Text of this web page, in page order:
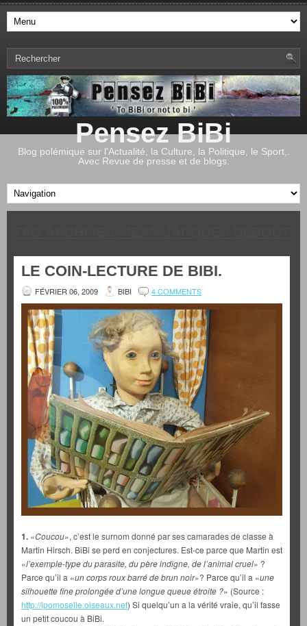
Pensez BiBi
Blog polémique sur l'Actualité, la Culture, la Politique, le Sport,.
Avec Revue de presse et de blogs.
LE COIN-LECTURE DE BIBI.
FÉVRIER 06, 2009 BIBI 4 COMMENTS
1. «Coucou», c’est le surnom donné par ses camarades de classe à
Martin Hirsch. BiBi se perd en conjectures. Est-ce parce que Martin est
«l’exemple-type du parasite, du père indigne, de l’animal cruel» ?
Parce qu’il a «un corps roux barré de brun noir»? Parce qu’il a «une
silhouette fine prolongée d’une longue queue étroite ?» (Source :
http://lpomoselle.oiseaux.net) Si quelqu’un a la vérité vraie, qu’il fasse
un petit coucou à BiBi.